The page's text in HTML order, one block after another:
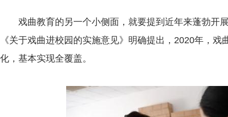
戏曲教育的另一个小侧面，就要提到近年来蓬勃开展
《关于戏曲进校园的实施意见》明确提出，2020年，
化，基本实现全覆盖。